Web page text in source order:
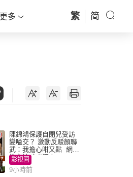
更多 繁 简
陳錦鴻保護自閉兒受訪
變嗌交？ 激動反駁顏聯
武：我擔心咁又點 網民
批主持咄咄逼人
影視圈
9小時前